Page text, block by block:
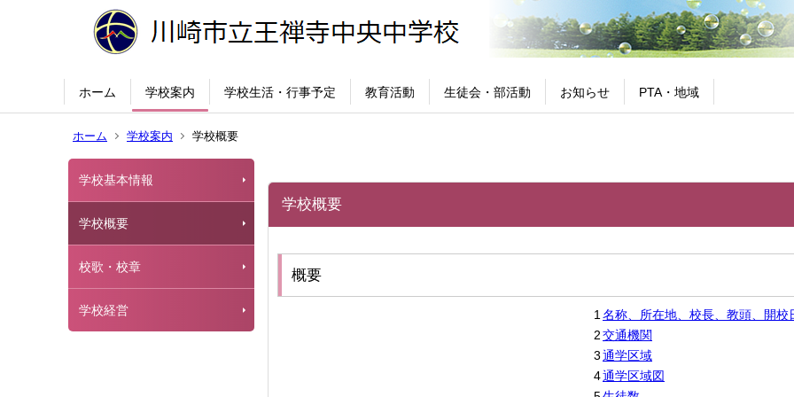
ホーム 学校案内 学校生活・行事予定 教育活動 生徒会・部活動 お知らせ PTA・地域
ホーム 学校案内 学校概要
学校基本情報
学校概要
校歌・校章
学校経営
学校概要
概要
1 名称、所在地、校長、教頭、開校
2交通機関
3通学区域
4通学区域図